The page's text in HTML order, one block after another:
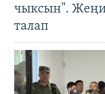
чыксын".
талап